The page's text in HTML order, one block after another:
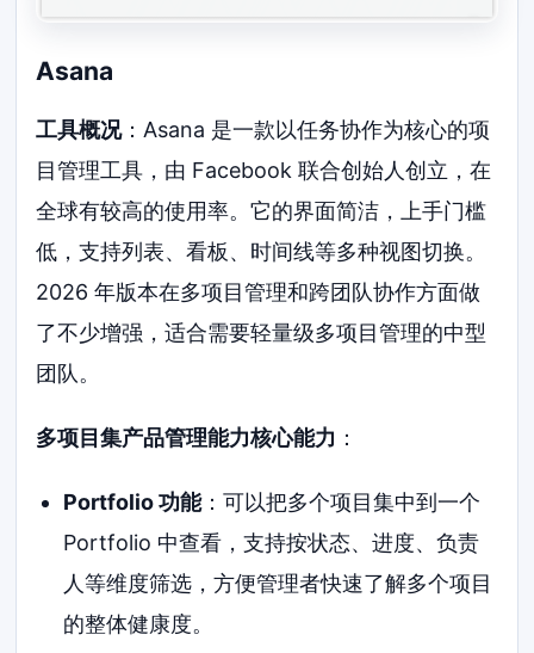
Asana
工具概况：Asana 是一款以任务协作为核心的项
目管理工具，由 Facebook 联合创始人创立，在
全球有较高的使用率。它的界面简洁，上手门槛
低，支持列表、看板、时间线等多种视图切换。
2026 年版本在多项目管理和跨团队协作方面做
了不少增强，适合需要轻量级多项目管理的中型
团队。
多项目集产品管理能力核心能力 ：
Portfolio 功能：可以把多个项目集中到一个
Portfolio 中查看，支持按状态、进度、负责
人等维度筛选，方便管理者快速了解多个项目
的整体健康度。